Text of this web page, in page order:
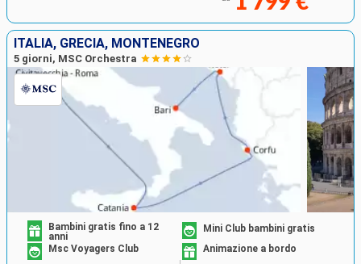
ITALIA, GRECIA, MONTENEGRO
5 giorni, MSC Orchestra
Bambini gratis fino a 12
anni
Mini Club bambini gratis
Msc Voyagers Club
Animazione a bordo